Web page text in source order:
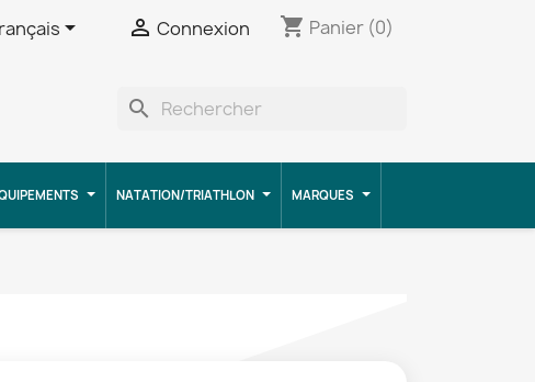
  Connexion shopping_cart Panier (0)
search
NATATION/TRIATHLON MARQUES